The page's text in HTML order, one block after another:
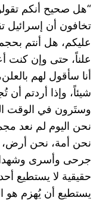
“هل صحيح أنكم
‏تخافون أن إسرائيل
عليكم، هل أنتم
علناً، ‏حتى وإن كنت
أنا سأقول لهم
شيئاً، ‏وإذا أردتم أن
وستَرون في الوقت
نحن اليوم لم نعد
نحن أمة، نحن أرض،
جرحى ‏وأسرى
حقيقية لا يستطيع
يستطيع أن ‏يُهزم هو